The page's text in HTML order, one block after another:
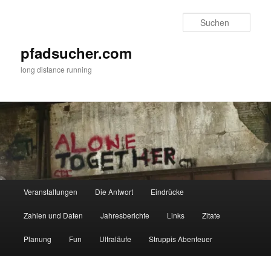
pfadsucher.com
long distance running
Veranstaltungen Die Antwort Eindrücke
Zahlen und Daten Jahresberichte Links Zitate
Planung Fun Ultraläufe Struppis Abenteuer